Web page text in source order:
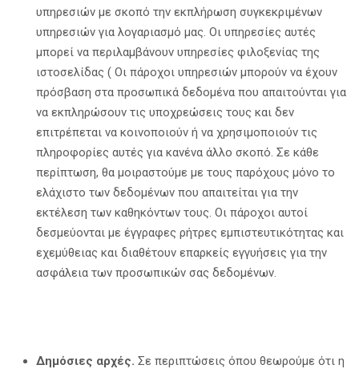
υπηρεσιών με σκοπό την εκπλήρωση συγκεκριμένων
υπηρεσιών για λογαριασμό μας. Οι υπηρεσίες αυτές
μπορεί να περιλαμβάνουν υπηρεσίες φιλοξενίας της
ιστοσελίδας ( Οι πάροχοι υπηρεσιών μπορούν να έχουν
πρόσβαση στα προσωπικά δεδομένα που απαιτούνται για
να εκπληρώσουν τις υποχρεώσεις τους και δεν
επιτρέπεται να κοινοποιούν ή να χρησιμοποιούν τις
πληροφορίες αυτές για κανένα άλλο σκοπό. Σε κάθε
περίπτωση, θα μοιραστούμε με τους παρόχους μόνο το
ελάχιστο των δεδομένων που απαιτείται για την
εκτέλεση των καθηκόντων τους. Οι πάροχοι αυτοί
δεσμεύονται με έγγραφες ρήτρες εμπιστευτικότητας και
εχεμύθειας και διαθέτουν επαρκείς εγγυήσεις για την
ασφάλεια των προσωπικών σας δεδομένων.
Δημόσιες αρχές. Σε περιπτώσεις όπου θεωρούμε ότι η